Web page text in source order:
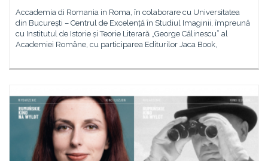
Accademia di Romania in Roma, în colaborare cu Universitatea
din București – Centrul de Excelență în Studiul Imaginii, împreună
cu Institutul de Istorie și Teorie Literară „George Călinescu” al
Academiei Române, cu participarea Editurilor Jaca Book,